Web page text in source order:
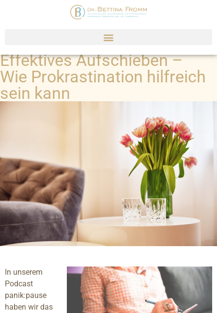
Effektives Aufschieben –
Wie Prokrastination hilfreich
sein kann
In unserem
Podcast
panik:pause
haben wir das